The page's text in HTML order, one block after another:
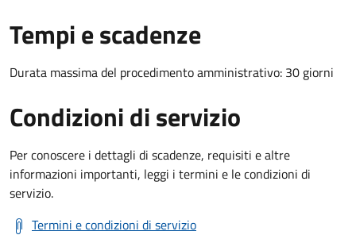
Tempi e scadenze
Durata massima del procedimento amministrativo: 30 giorni
Condizioni di servizio
Per conoscere i dettagli di scadenze, requisiti e altre
informazioni importanti, leggi i termini e le condizioni di
servizio.
Termini e condizioni di servizio